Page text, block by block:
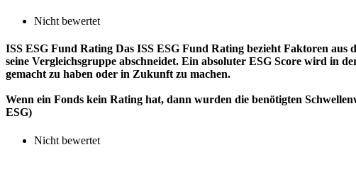
Nicht bewertet
ISS ESG Fund Rating Das ISS ESG Fund Rating bezieht Faktoren aus
seine Vergleichsgruppe abschneidet. Ein absoluter ESG Score wird in
gemacht zu haben oder in Zukunft zu machen.
Wenn ein Fonds kein Rating hat, dann wurden die benötigten
ESG)
Nicht bewertet